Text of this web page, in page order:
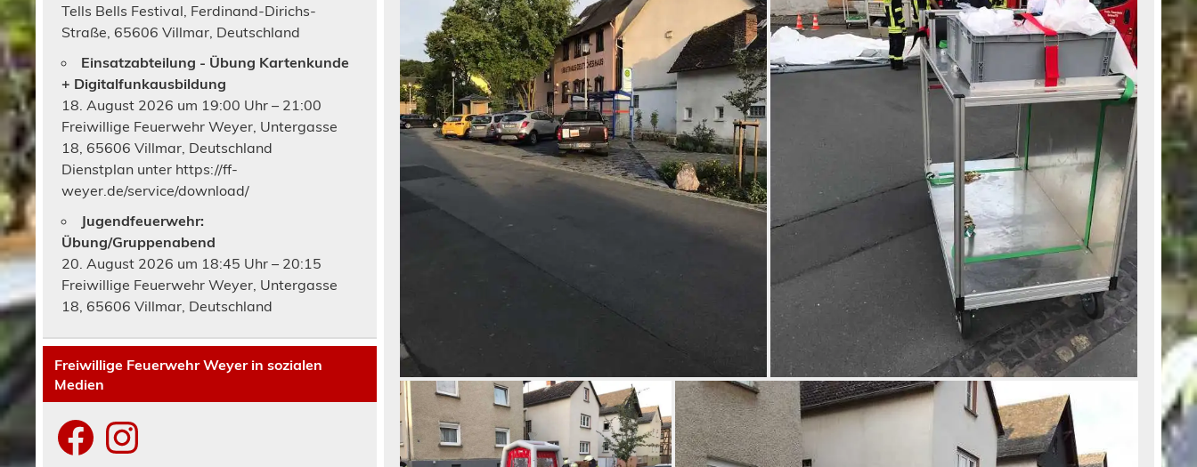
Tells Bells Festival, Ferdinand-Dirichs-
Straße, 65606 Villmar, Deutschland
Einsatzabteilung - Übung Kartenkunde
+ Digitalfunkausbildung
18. August 2026 um 19:00 Uhr – 21:00
Freiwillige Feuerwehr Weyer, Untergasse
18, 65606 Villmar, Deutschland
Dienstplan unter https://ff-
weyer.de/service/download/
Jugendfeuerwehr:
Übung/Gruppenabend
20. August 2026 um 18:45 Uhr – 20:15
Freiwillige Feuerwehr Weyer, Untergasse
18, 65606 Villmar, Deutschland
Freiwillige Feuerwehr Weyer in sozialen
Medien
FacebookInstagram